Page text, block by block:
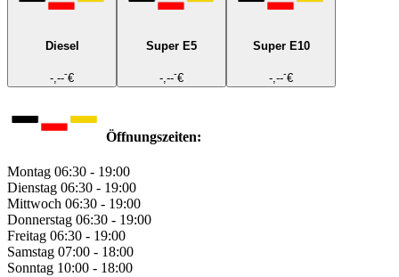
Diesel
-,---€
Super E5
-,---€
Super E10
-,---€
Öffnungszeiten:
Montag 06:30 - 19:00
Dienstag 06:30 - 19:00
Mittwoch 06:30 - 19:00
Donnerstag 06:30 - 19:00
Freitag 06:30 - 19:00
Samstag 07:00 - 18:00
Sonntag 10:00 - 18:00